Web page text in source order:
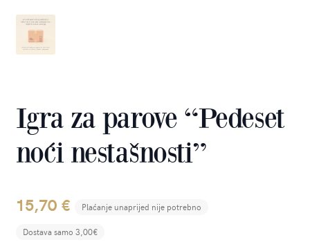
Igra za parove “Pedeset
noći nestašnosti”
15,70 € Plaćanje unaprijed nije potrebno
Dostava samo 3,00€